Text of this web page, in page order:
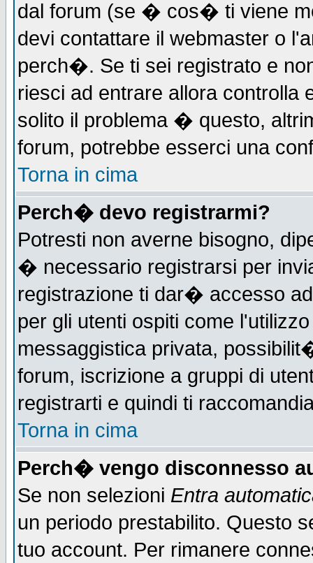
dal forum (se � cos� ti viene
devi contattare il webmaster o
perch�. Se ti sei registrato e
riesci ad entrare allora controlla
solito il problema � questo,
forum, potrebbe esserci una
Torna in cima
Perch� devo registrarmi?
Potresti non averne bisogno,
� necessario registrarsi per
registrazione ti dar� accesso
per gli utenti ospiti come
messaggistica privata,
forum, iscrizione a gruppi di
registrarti e quindi ti
Torna in cima
Perch� vengo disconnesso
Se non selezioni Entra
un periodo prestabilito. Questo
tuo account. Per rimanere